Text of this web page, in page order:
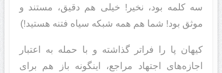
سه کلمه بود، نخیر! خیلی هم دقیق، مستند و
موثق بود! شما هم همه شبکه سیاه فتنه هستید!)
کیهان پا را فراتر گذاشته و با حمله به اعتبار
اجازه‌های اجتهاد مراجع، اینگونه باز هم برای